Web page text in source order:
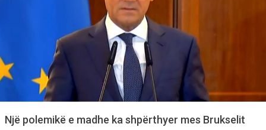
Një polemikë e madhe ka shpërthyer mes Brukselit